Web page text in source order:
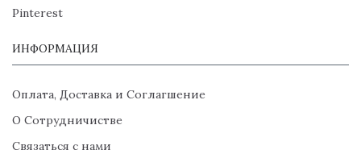
Pinterest
ИНФОРМАЦИЯ
Оплата, Доставка и Соглагшение
О Сотрудничистве
Связаться с нами